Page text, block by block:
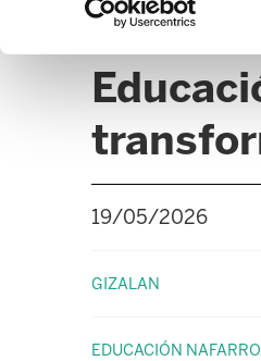
CENTRO DE
19/05/2026
GIZALAN
EDUCACIÓN